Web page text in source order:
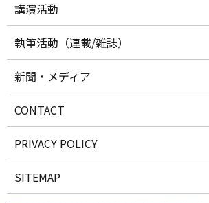
講演活動
執筆活動（連載/雑誌）
新聞・メディア
CONTACT
PRIVACY POLICY
SITEMAP